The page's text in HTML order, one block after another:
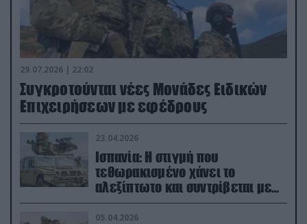
29.07.2026 | 22:02
Συγκροτούνται νέες Μονάδες Ειδικών
Επιχειρήσεων με εφέδρους
23.04.2026
Ισπανία: Η στιγμή που
τεθωρακισμένο χάνει το
αλεξίπτωτο και συντρίβεται με
ορμή στο έδαφος (βίντεο)
05.04.2026